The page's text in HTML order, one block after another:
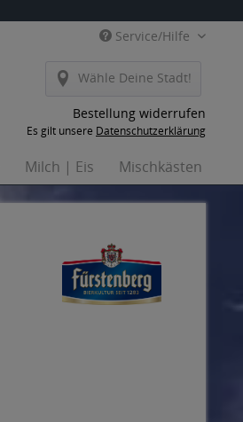
Service/Hilfe
Wähle Deine Stadt!
Bestellung widerrufen
Es gilt unsere Datenschutzerklärung
Milch | Eis Mischkästen